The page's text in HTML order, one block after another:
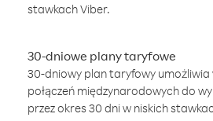
stawkach Viber.
30-dniowe plany taryfowe
30-dniowy plan taryfowy umożliwia
połączeń międzynarodowych do
przez okres 30 dni w niskich